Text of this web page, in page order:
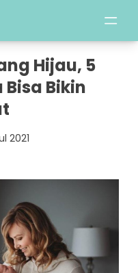
Hijau, 5
Bikin
2021